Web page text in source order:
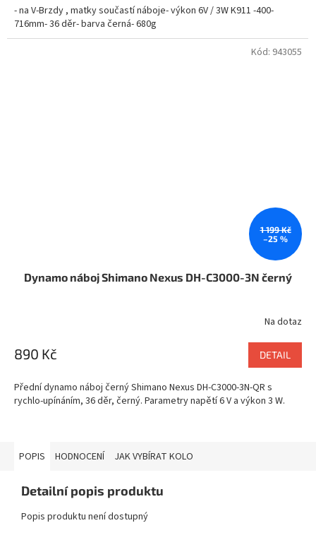
- na V-Brzdy , matky součastí náboje- výkon 6V / 3W K911 -400-
716mm- 36 děr- barva černá- 680g
1 199 Kč
–25 %
Dynamo náboj Shimano Nexus DH-C3000-3N černý
Na dotaz
890 Kč DETAIL
Přední dynamo náboj černý Shimano Nexus DH-C3000-3N-QR s
rychlo-upínáním, 36 děr, černý. Parametry napětí 6 V a výkon 3 W.
Kód: 943055
POPIS HODNOCENÍ JAK VYBÍRAT KOLO
Detailní popis produktu
Popis produktu není dostupný